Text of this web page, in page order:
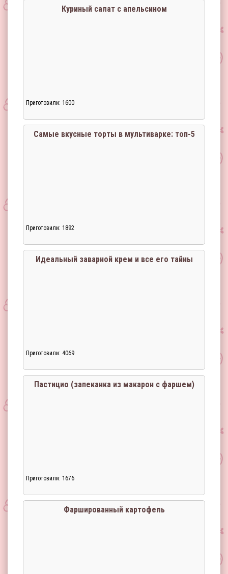
Куриный салат с апельсином
Приготовили: 1600
Самые вкусные торты в мультиварке: топ-5
Приготовили: 1892
Идеальный заварной крем и все его тайны
Приготовили: 4069
Пастицио (запеканка из макарон с фаршем)
Приготовили: 1676
Фаршированный картофель